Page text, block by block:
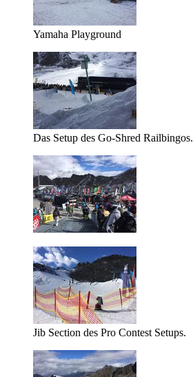
Yamaha Playground
Das Setup des Go-Shred Railbingos.
Jib Section des Pro Contest Setups.